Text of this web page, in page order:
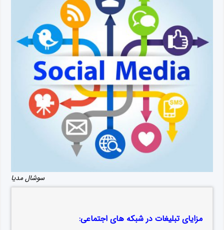
سوشال مدیا
مزایای تبلیغات در شبکه های اجتماعی: